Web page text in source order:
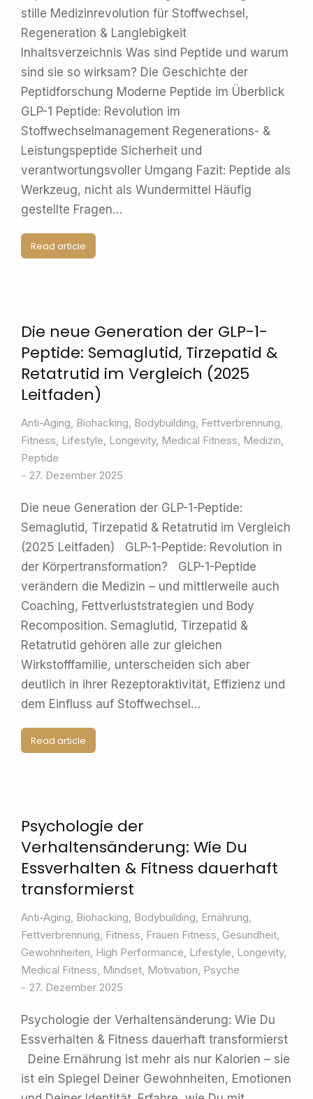
stille Medizinrevolution für Stoffwechsel,
Regeneration & Langlebigkeit
Inhaltsverzeichnis Was sind Peptide und warum
sind sie so wirksam? Die Geschichte der
Peptidforschung Moderne Peptide im Überblick
GLP-1 Peptide: Revolution im
Stoffwechselmanagement Regenerations- &
Leistungspeptide Sicherheit und
verantwortungsvoller Umgang Fazit: Peptide als
Werkzeug, nicht als Wundermittel Häufig
gestellte Fragen…
Read article
Die neue Generation der GLP-1-
Peptide: Semaglutid, Tirzepatid &
Retatrutid im Vergleich (2025
Leitfaden)
Anti-Aging, Biohacking, Bodybuilding, Fettverbrennung,
Fitness, Lifestyle, Longevity, Medical Fitness, Medizin,
Peptide
27. Dezember 2025
Die neue Generation der GLP-1-Peptide:
Semaglutid, Tirzepatid & Retatrutid im Vergleich
(2025 Leitfaden) GLP-1-Peptide: Revolution in
der Körpertransformation? GLP-1-Peptide
verändern die Medizin – und mittlerweile auch
Coaching, Fettverluststrategien und Body
Recomposition. Semaglutid, Tirzepatid &
Retatrutid gehören alle zur gleichen
Wirkstofffamilie, unterscheiden sich aber
deutlich in ihrer Rezeptoraktivität, Effizienz und
dem Einfluss auf Stoffwechsel…
Read article
Psychologie der
Verhaltensänderung: Wie Du
Essverhalten & Fitness dauerhaft
transformierst
Anti-Aging, Biohacking, Bodybuilding, Ernährung,
Fettverbrennung, Fitness, Frauen Fitness, Gesundheit,
Gewohnheiten, High Performance, Lifestyle, Longevity,
Medical Fitness, Mindset, Motivation, Psyche
27. Dezember 2025
Psychologie der Verhaltensänderung: Wie Du
Essverhalten & Fitness dauerhaft transformierst
Deine Ernährung ist mehr als nur Kalorien – sie
ist ein Spiegel Deiner Gewohnheiten, Emotionen